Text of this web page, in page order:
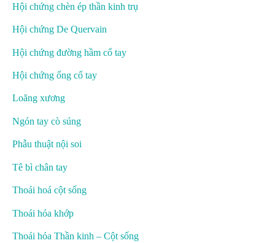
Hội chứng chèn ép thần kinh trụ
Hội chứng De Quervain
Hội chứng đường hầm cổ tay
Hội chứng ống cổ tay
Loãng xương
Ngón tay cò súng
Phẫu thuật nội soi
Tê bì chân tay
Thoái hoá cột sống
Thoái hóa khớp
Thoái hóa Thần kinh – Cột sống